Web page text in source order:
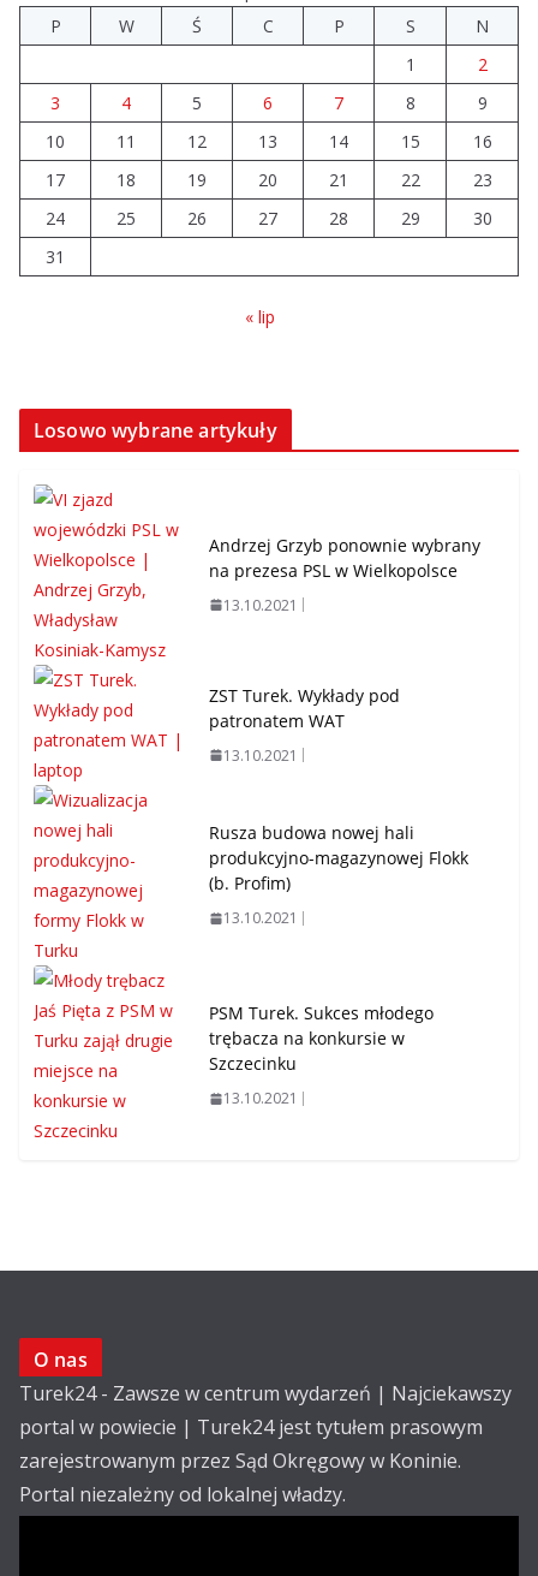
P
W Ś C P S
N
1
2
3
4 5 6 7 8
9
10
11 12 13 14 15
16
17
18 19 20 21 22
23
24
25 26 27 28 29
30
31
« lip
Losowo wybrane artykuły
Andrzej Grzyb ponownie wybrany
na prezesa PSL w Wielkopolsce
13.10.2021
ZST Turek. Wykłady pod
patronatem WAT
13.10.2021
Rusza budowa nowej hali
produkcyjno-magazynowej Flokk
(b. Profim)
13.10.2021
PSM Turek. Sukces młodego
trębacza na konkursie w
Szczecinku
13.10.2021
O nas
Turek24 - Zawsze w centrum wydarzeń | Najciekawszy
portal w powiecie | Turek24 jest tytułem prasowym
zarejestrowanym przez Sąd Okręgowy w Koninie.
Portal niezależny od lokalnej władzy.